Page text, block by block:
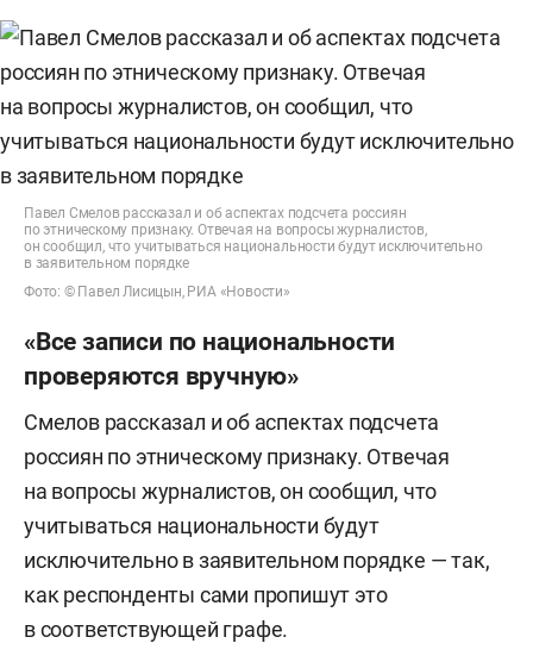
Павел Смелов рассказал и об аспектах подсчета россиян
по этническому признаку. Отвечая на вопросы журналистов,
он сообщил, что учитываться национальности будут исключительно
в заявительном порядке
Фото: © Павел Лисицын, РИА «Новости»
«Все записи по национальности
проверяются вручную»
Смелов рассказал и об аспектах подсчета
россиян по этническому признаку. Отвечая
на вопросы журналистов, он сообщил, что
учитываться национальности будут
исключительно в заявительном порядке — так,
как респонденты сами пропишут это
в соответствующей графе.